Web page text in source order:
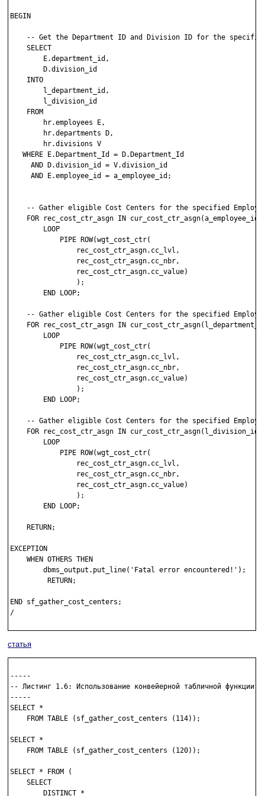
BEGIN
-- Get the Department ID and Division ID for the
    SELECT
        E.department_id,
        D.division_id
    INTO
        l_department_id,
        l_division_id
    FROM
        hr.employees E,
        hr.departments D,
        hr.divisions V
   WHERE E.Department_Id = D.Department_Id
     AND D.division_id = V.division_id
     AND E.employee_id = a_employee_id;
-- Gather eligible Cost Centers for the specified
FOR rec_cost_ctr_asgn IN cur_cost_ctr_asgn(a_employee_id,
        LOOP
            PIPE ROW(wgt_cost_ctr(
                rec_cost_ctr_asgn.cc_lvl,
                rec_cost_ctr_asgn.cc_nbr,
                rec_cost_ctr_asgn.cc_value)
                );
        END LOOP;
-- Gather eligible Cost Centers for the specified
FOR rec_cost_ctr_asgn IN
        LOOP
            PIPE ROW(wgt_cost_ctr(
                rec_cost_ctr_asgn.cc_lvl,
                rec_cost_ctr_asgn.cc_nbr,
                rec_cost_ctr_asgn.cc_value)
                );
        END LOOP;
-- Gather eligible Cost Centers for the specified
FOR rec_cost_ctr_asgn IN cur_cost_ctr_asgn(l_division_id,
        LOOP
            PIPE ROW(wgt_cost_ctr(
                rec_cost_ctr_asgn.cc_lvl,
                rec_cost_ctr_asgn.cc_nbr,
                rec_cost_ctr_asgn.cc_value)
                );
        END LOOP;
    RETURN;
EXCEPTION
    WHEN OTHERS THEN
        dbms_output.put_line('Fatal error encountered!');
         RETURN;
END sf_gather_cost_centers;
/
статья
-----
-- Листинг 1.6: Использование конвейерной табличной функции с
-----
SELECT *
    FROM TABLE (sf_gather_cost_centers (114));
SELECT *
    FROM TABLE (sf_gather_cost_centers (120));
SELECT * FROM (
    SELECT
        DISTINCT *